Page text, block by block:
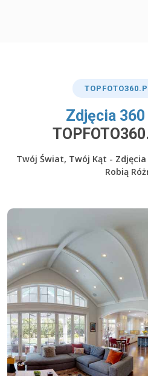
TOP FOTO360
​Zdjęcia
Twój Świat, Twój Kąt - Zdjęcia
Robią